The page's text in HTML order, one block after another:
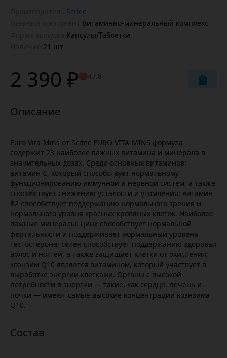
Scitec
Витаминно-минеральный комплекс
Капсулы/Таблетки
21 шт
2 390 ₽ 47.8
Euro Vita-Mins от Scitec EURO VITA-MINS формула
содержит 23 наиболее важных витамина и минерала в
значительных дозах. Среди основных витаминов:
витамин С, который способствует нормальному
функционированию иммунной и нервной систем, а также
способствует снижению усталости и утомления; витамин
В2 способствует поддержанию нормального зрения и
нормального уровня красных кровяных клеток. Наиболее
важные минералы: цинк способствует нормальной
фертильности и поддерживает нормальный уровень
тестостерона; селен способствует поддержанию здоровья
волос и ногтей, а также защищает клетки от окисления;
коэнзим Q10 является витамином, который участвует в
выработке энергии клетками. Органы с высокой
потребности в энергии — такие, как сердце, печень и
почки — имеют самые высокие концентрации коэнзима
Q10.